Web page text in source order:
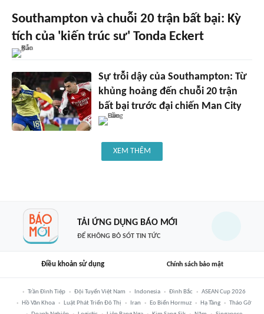
Southampton và chuỗi 20 trận bất bại: Kỳ
tích của 'kiến trúc sư' Tonda Eckert
Sự trỗi dậy của Southampton: Từ
khủng hoảng đến chuỗi 20 trận
bất bại trước đại chiến Man City
XEM THÊM
TẢI ỨNG DỤNG BÁO MỚI
ĐỂ KHÔNG BỎ SÓT TIN TỨC
Điều khoản sử dụng Chính sách bảo mật
Trần Đình Tiệp Đội Tuyển Việt Nam Indonesia Đình Bắc
ASEAN Cup 2026
Hồ Văn Khoa
Luật Phát Triển Đô Thị Iran Eo Biển Hormuz Hạ Tầng
Tháo Gỡ